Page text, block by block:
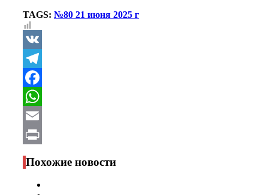
TAGS: №80 21 июня 2025 г
VK
Telegram
Facebook
WhatsApp
Email
Print
Похожие новости